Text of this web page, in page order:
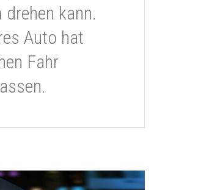
kann.
Auto hat
Fahr